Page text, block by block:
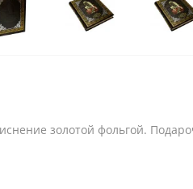
золотой фольгой.